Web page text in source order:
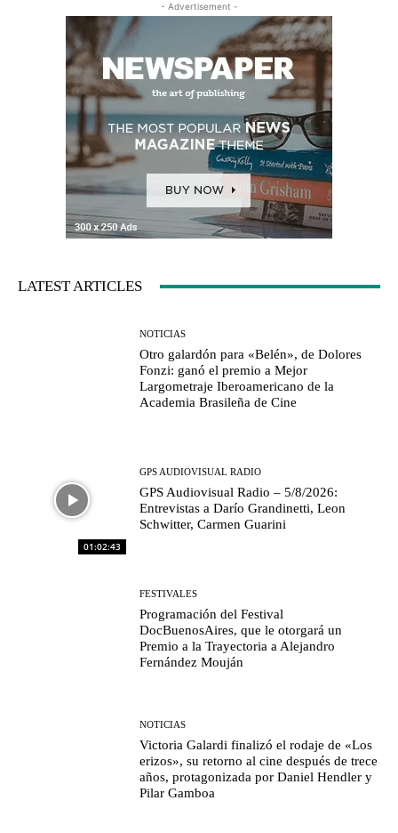
- Advertisement -
LATEST ARTICLES
NOTICIAS
Otro galardón para «Belén», de Dolores
Fonzi: ganó el premio a Mejor
Largometraje Iberoamericano de la
Academia Brasileña de Cine
01:02:43
GPS AUDIOVISUAL RADIO
GPS Audiovisual Radio – 5/8/2026:
Entrevistas a Darío Grandinetti, Leon
Schwitter, Carmen Guarini
FESTIVALES
Programación del Festival
DocBuenosAires, que le otorgará un
Premio a la Trayectoria a Alejandro
Fernández Mouján
NOTICIAS
Victoria Galardi finalizó el rodaje de «Los
erizos», su retorno al cine después de trece
años, protagonizada por Daniel Hendler y
Pilar Gamboa